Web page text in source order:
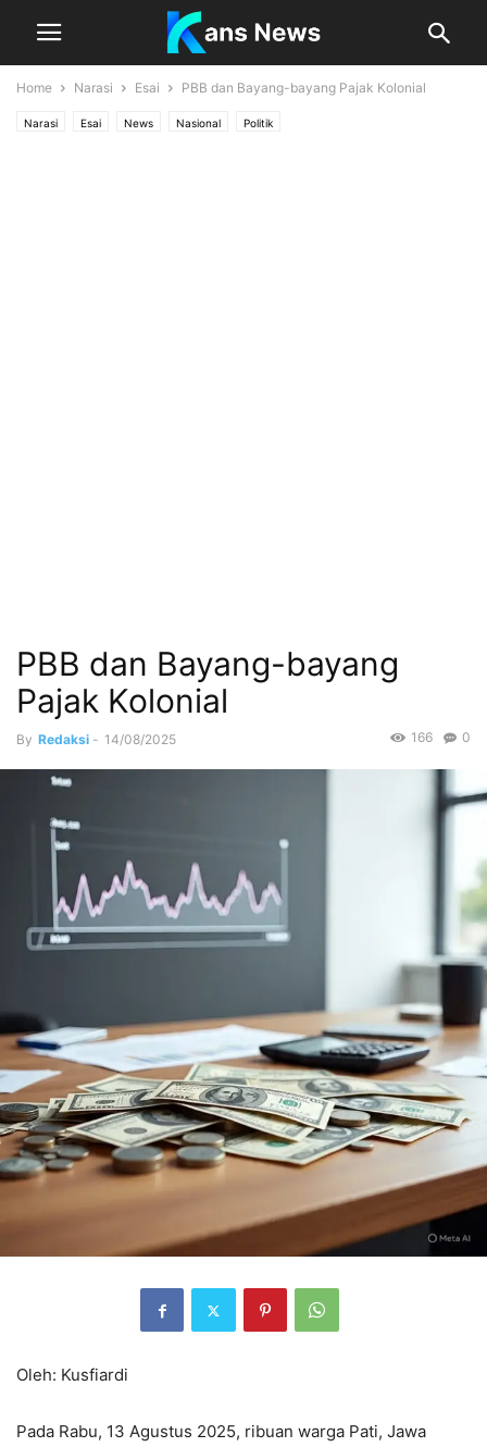
Home Narasi Esai PBB dan Bayang-bayang Pajak Kolonial
Narasi Esai News Nasional Politik
PBB dan Bayang-bayang
Pajak Kolonial
By Redaksi - 14/08/2025 0
166
Oleh: Kusfiardi
Pada Rabu, 13 Agustus 2025, ribuan warga Pati, Jawa